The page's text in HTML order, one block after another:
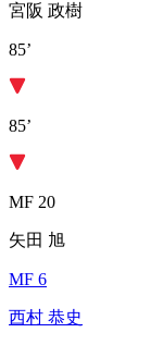
宮阪 政樹
85’
85’
MF 20
矢田 旭
MF 6
西村 恭史